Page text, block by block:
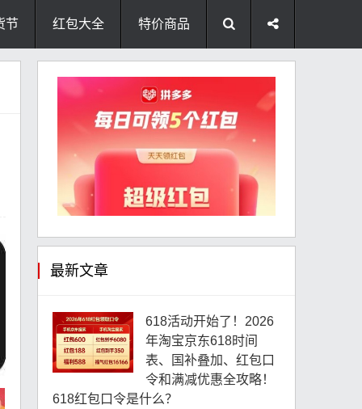
节 红包大全 特价商品
最新文章
618活动开始了！2026
年淘宝京东618时间
表、国补叠加、红包口
令和满减优惠全攻略！
618红包口令是什么？